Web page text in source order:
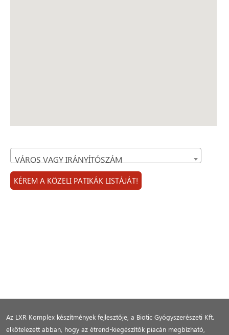
VÁROS VAGY IRÁNYÍTÓSZÁM
KÉREM A KÖZELI PATIKÁK LISTÁJÁT!
Az LXR Komplex készítmények fejlesztője, a Biotic Gyógyszerészeti Kft.
elkötelezett abban, hogy az étrend-kiegészítők piacán megbízható,